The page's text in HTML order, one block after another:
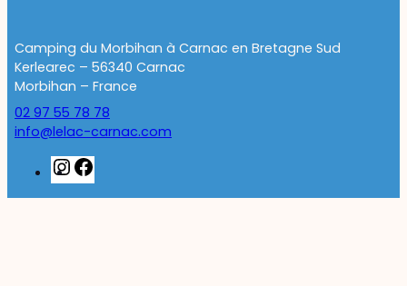
Camping du Morbihan à Carnac en Bretagne Sud
Kerlearec – 56340 Carnac
Morbihan – France
02 97 55 78 78
info@lelac-carnac.com
Instagram